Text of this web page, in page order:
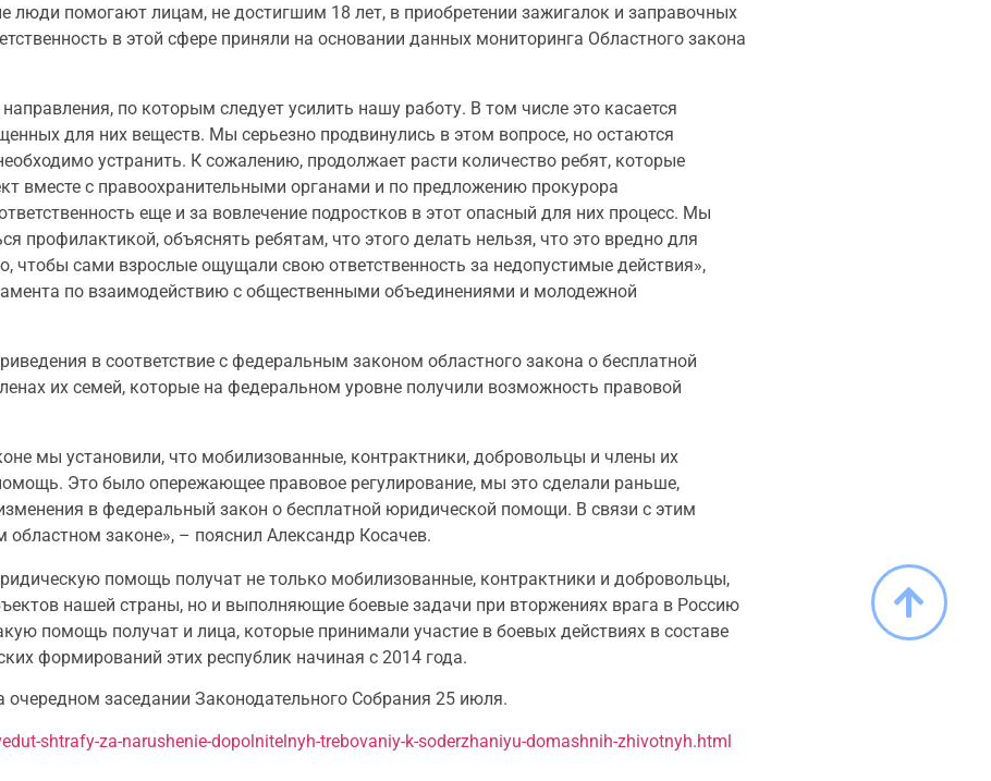
люди помогают лицам, не достигшим 18 лет, в приобретении зажигалок и заправочных
в этой сфере приняли на основании данных мониторинга Областного закона
по которым следует усилить нашу работу. В том числе это касается
для них веществ. Мы серьезно продвинулись в этом вопросе, но остаются
устранить. К сожалению, продолжает расти количество ребят, которые
вместе с правоохранительными органами и по предложению прокурора
еще и за вовлечение подростков в этот опасный для них процесс. Мы
профилактикой, объяснять ребятам, что этого делать нельзя, что это вредно для
чтобы сами взрослые ощущали свою ответственность за недопустимые действия»,
по взаимодействию с общественными объединениями и молодежной
в соответствие с федеральным законом областного закона о бесплатной
их семей, которые на федеральном уровне получили возможность правовой
мы установили, что мобилизованные, контрактники, добровольцы и члены их
Это было опережающее правовое регулирование, мы это сделали раньше,
в федеральный закон о бесплатной юридической помощи. В связи с этим
законе», – пояснил Александр Косачев.
помощь получат не только мобилизованные, контрактники и добровольцы,
нашей страны, но и выполняющие боевые задачи при вторжениях врага в Россию
помощь получат и лица, которые принимали участие в боевых действиях в составе
формирований этих республик начиная с 2014 года.
заседании Законодательного Собрания 25 июля.
shtrafy-za-narushenie-dopolnitelnyh-trebovaniy-k-soderzhaniyu-domashnih-zhivotnyh.html